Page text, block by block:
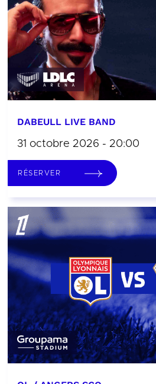
DABEULL LIVE BAND
31 octobre 2026 - 20:00
RÉSERVER